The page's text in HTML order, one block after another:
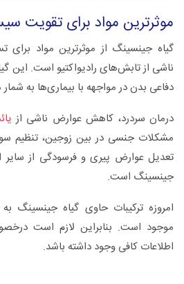
موثرترین مواد برای تقویت
گیاه جینسینگ از موثرترین مواد برای
ناشی از تابش‌های رادیواکتیو است. این
دفاعی بدن در مواجهه با بیماری‌ها به
درمان سردرد، کاهش عوارض ناشی از
مشکلات جنسی در بین زوجین،
تعدیل عوارض پیری و فرسودگی از سایر
جینسینگ است.
امروزه ترکیبات حاوی گیاه جینسینگ
موجود است. بنابراین لازم است
اطلاعات کافی وجود داشته باشد.